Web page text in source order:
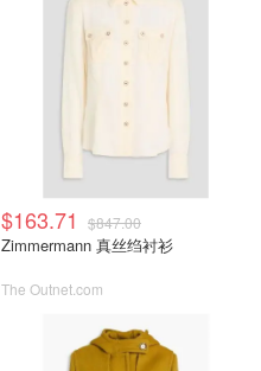
$163.71 $847.00
Zimmermann 真丝绉衬衫
The Outnet.com